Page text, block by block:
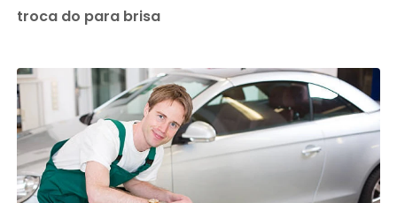
troca do para brisa